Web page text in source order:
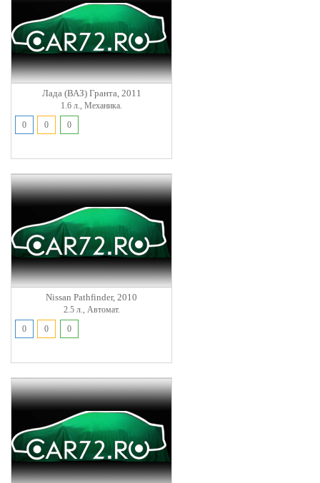
Лада (ВАЗ) Гранта, 2011
1.6 л., Механика.
0
0 0
Nissan Pathfinder, 2010
2.5 л., Автомат.
0
0 0